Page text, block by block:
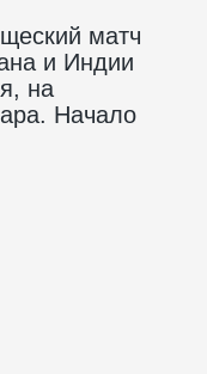
матч
и Индии
на
Начало